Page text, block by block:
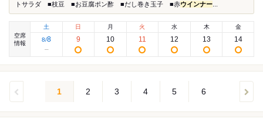
トサラダ ■枝豆 ■お豆腐ポン酢 ■だし巻き玉子 ■赤ウインナー
空席
情報
土
8/8
日
9
月
10
火
11
水
12
木
13
金
14
1 2 3 4 5 6